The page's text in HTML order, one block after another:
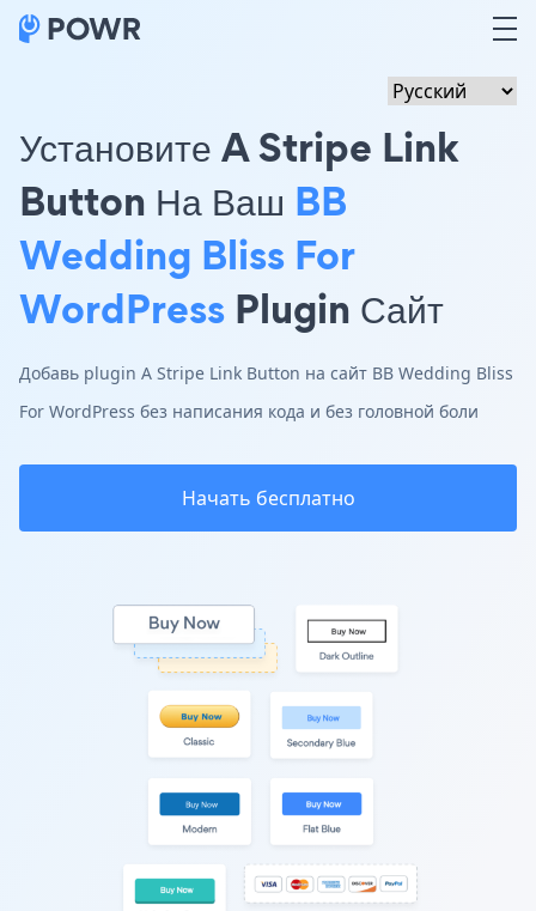
Установите A Stripe Link
Button На Ваш BB
Wedding Bliss For
WordPress Plugin Сайт
Добавь plugin A Stripe Link Button на сайт BB Wedding Bliss
For WordPress без написания кода и без головной боли
Начать бесплатно